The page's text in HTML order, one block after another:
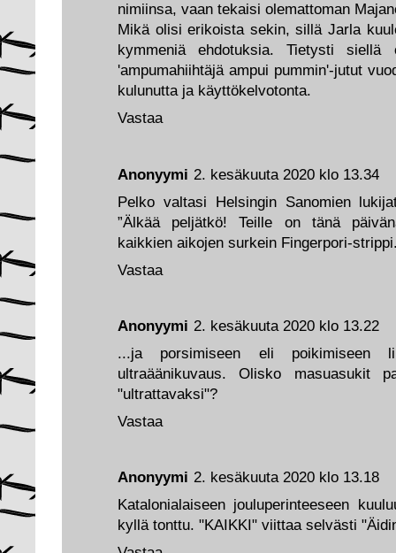
Anonyymi 2. kesäkuuta 2020 klo 13.18
Katalonialaiseen jouluperinteeseen
kyllä tonttu. "KAIKKI" viittaa selvästi
Anonyymi 2. kesäkuuta 2020 klo 13.22
...ja porsimiseen eli poikimiseen
ultraäänikuvaus. Olisko masuasukit
"ultrattavaksi"?
Vastaa
Anonyymi 2. kesäkuuta 2020 klo 13.34
Pelko valtasi Helsingin Sanomien
”Älkää peljätkö! Teille on tänä
kaikkien aikojen surkein Fingerpori-
Vastaa
nimiinsa, vaan tekaisi olemattoman
Mikä olisi erikoista sekin, sillä Jarla
kymmeniä ehdotuksia. Tietysti
'ampumahiihtäjä ampui pummin'-jutut
kulunutta ja käyttökelvotonta.
Vastaa